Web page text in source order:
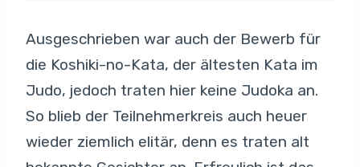
Ausgeschrieben war auch der Bewerb für
die Koshiki-no-Kata, der ältesten Kata im
Judo, jedoch traten hier keine Judoka an.
So blieb der Teilnehmerkreis auch heuer
wieder ziemlich elitär, denn es traten alt